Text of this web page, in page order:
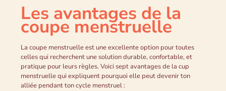
Les avantages de la
coupe menstruelle
La coupe menstruelle est une excellente option pour toutes
celles qui recherchent une solution durable, confortable, et
pratique pour leurs règles. Voici sept avantages de la cup
menstruelle qui expliquent pourquoi elle peut devenir ton
alliée pendant ton cycle menstruel :